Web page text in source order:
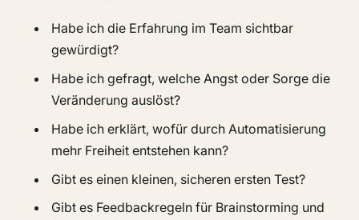
Habe ich die Erfahrung im Team sichtbar
gewürdigt?
Habe ich gefragt, welche Angst oder Sorge die
Veränderung auslöst?
Habe ich erklärt, wofür durch Automatisierung
mehr Freiheit entstehen kann?
Gibt es einen kleinen, sicheren ersten Test?
Gibt es Feedbackregeln für Brainstorming und